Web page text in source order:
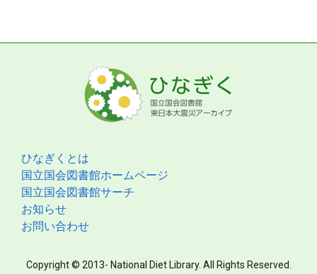
ひなぎくとは
国立国会図書館ホームページ
国立国会図書館サーチ
お知らせ
お問い合わせ
Copyright © 2013- National Diet Library. All Rights Reserved.